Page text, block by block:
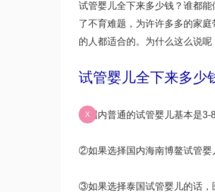
试管婴儿全下来多少钱？谁都
了不育难题，为许许多多的家
的人都适合的。为什么这么说
试管婴儿全下来多少
①国内普通的试管婴儿基本是3-
②如果选择国内海南博鳌试管婴
③如果选择泰国试管婴儿的话，
X